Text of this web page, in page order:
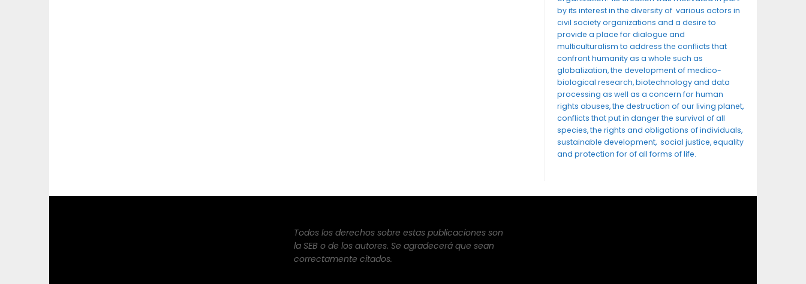
by its interest in the diversity of various actors in
civil society organizations and a desire to
provide a place for dialogue and
multiculturalism to address the conflicts that
confront humanity as a whole such as
globalization, the development of medico-
biological research, biotechnology and data
processing as well as a concern for human
rights abuses, the destruction of our living planet,
conflicts that put in danger the survival of all
species, the rights and obligations of individuals,
sustainable development, social justice, equality
and protection for of all forms of life.
Todos los derechos sobre estas publicaciones son
la SEB o de los autores. Se agradecerá que sean
correctamente citados.